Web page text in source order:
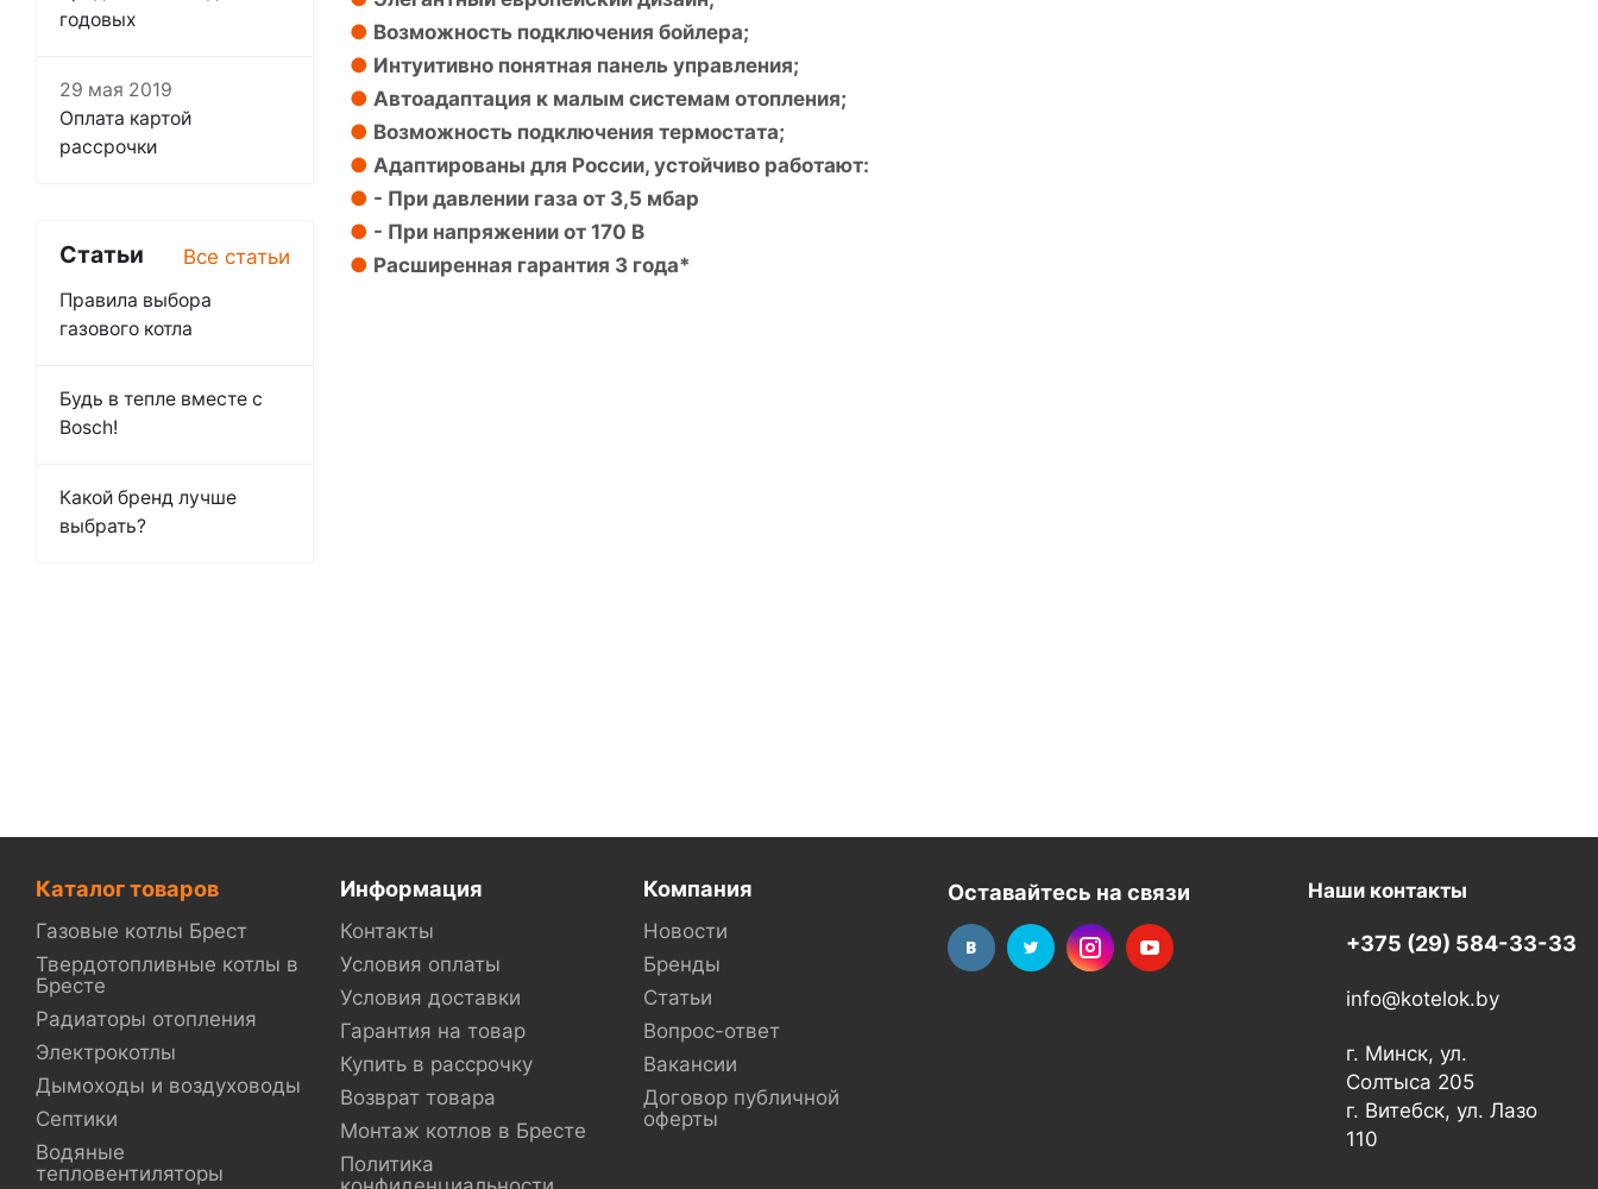
Возможность подключения бойлера;
Интуитивно понятная панель управления;
Автоадаптация к малым системам отопления;
Возможность подключения термостата;
Адаптированы для России, устойчиво работают:
- При давлении газа от 3,5 мбар
- При напряжении от 170 В
Расширенная гарантия 3 года*
годовых
29 мая 2019
Оплата картой
рассрочки
Статьи Все статьи
Правила выбора
газового котла
Будь в тепле вместе с
Bosch!
Какой бренд лучше
выбрать?
Каталог товаров
Газовые котлы Брест
Твердотопливные котлы в
Бресте
Радиаторы отопления
Электрокотлы
Дымоходы и воздуховоды
Септики
Водяные
тепловентиляторы
Информация
Контакты
Условия оплаты
Условия доставки
Гарантия на товар
Купить в рассрочку
Возврат товара
Монтаж котлов в Бресте
Политика
Компания
Новости
Бренды
Статьи
Вопрос-ответ
Вакансии
Договор публичной
оферты
Оставайтесь на связи Наши контакты
+375 (29) 584-33-33
info@kotelok.by
г. Минск, ул.
Солтыса 205
г. Витебск, ул. Лазо
110